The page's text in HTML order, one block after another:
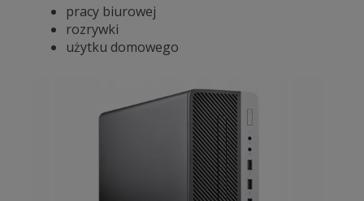
pracy biurowej
rozrywki
użytku domowego